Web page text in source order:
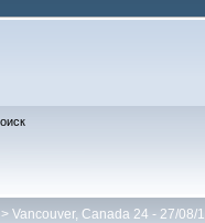
Vancouver, Canada 24 - 27/08/